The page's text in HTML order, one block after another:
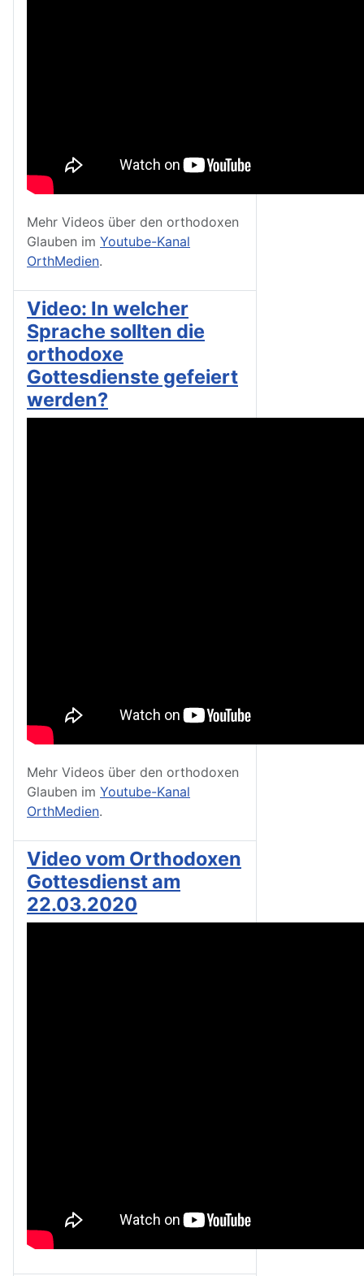
Mehr Videos über den orthodoxen
Glauben im Youtube-Kanal
OrthMedien.
Video: In welcher
Sprache sollten die
orthodoxe
Gottesdienste gefeiert
werden?
Mehr Videos über den orthodoxen
Glauben im Youtube-Kanal
OrthMedien.
Video vom Orthodoxen
Gottesdienst am
22.03.2020